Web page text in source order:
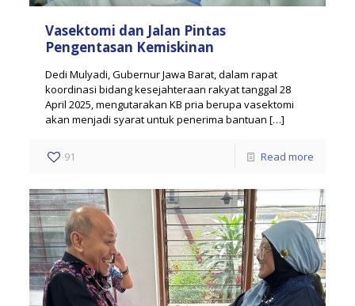
Vasektomi dan Jalan Pintas
Pengentasan Kemiskinan
Dedi Mulyadi, Gubernur Jawa Barat, dalam rapat
koordinasi bidang kesejahteraan rakyat tanggal 28
April 2025, mengutarakan KB pria berupa vasektomi
akan menjadi syarat untuk penerima bantuan […]
91 Read more